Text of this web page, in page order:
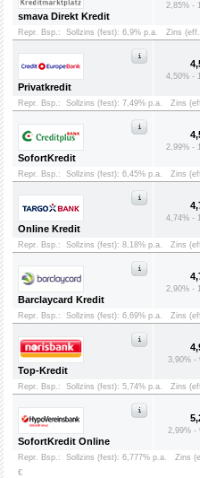
smava Direkt Kredit
2,85% -
Repr. Bsp.: Sollzins (fest): 6,9% p.a. Zins
Privatkredit
4,50% -
Repr. Bsp.: Sollzins (fest): 7,49% p.a. Zins
SofortKredit
2,99% -
Repr. Bsp.: Sollzins (fest): 6,45% p.a. Zins
Online Kredit
4,74% -
Repr. Bsp.: Sollzins (fest): 8,18% p.a. Zins
Barclaycard Kredit
2,90% -
Repr. Bsp.: Sollzins (fest): 6,69% p.a. Zins
Top-Kredit
3,90% -
Repr. Bsp.: Sollzins (fest): 5,74% p.a. Zins
SofortKredit Online
2,99% -
Repr. Bsp.: Sollzins (fest): 6,777% p.a. Zins
€